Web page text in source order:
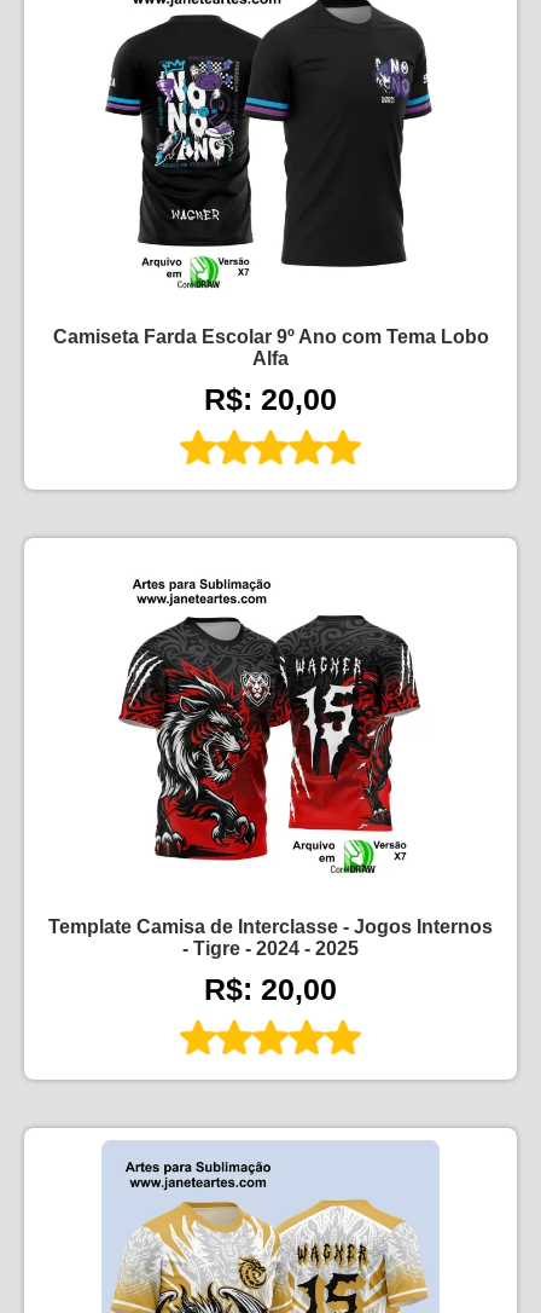
Camiseta Farda Escolar 9º Ano com Tema Lobo
Alfa
R$: 20,00
Template Camisa de Interclasse - Jogos Internos
- Tigre - 2024 - 2025
R$: 20,00